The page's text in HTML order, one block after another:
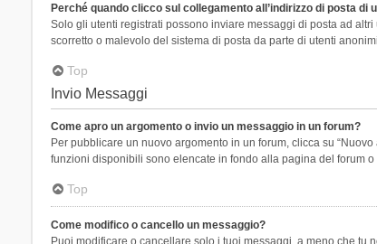
Perché quando clicco sul collegamento all’indirizzo di posta
Solo gli utenti registrati possono inviare messaggi di posta ad
scorretto o malevolo del sistema di posta da parte di utenti
Top
Invio Messaggi
Come apro un argomento o invio un messaggio in un forum?
Per pubblicare un nuovo argomento in un forum, clicca su
funzioni disponibili sono elencate in fondo alla pagina del forum o
Top
Come modifico o cancello un messaggio?
Puoi modificare o cancellare solo i tuoi messaggi, a meno che